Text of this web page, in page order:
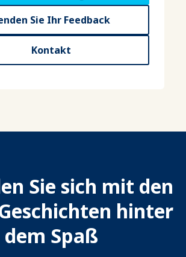
Sie Ihr Feedback
Kontakt
Sie sich mit den
hinter
dem Spaß